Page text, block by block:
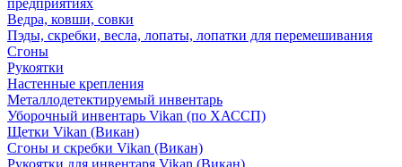
предприятиях
Ведра, ковши, совки
Пэды, скребки, весла, лопаты, лопатки для перемешивания
Сгоны
Рукоятки
Настенные крепления
Металлодетектируемый инвентарь
Уборочный инвентарь Vikan (по ХАССП)
Щетки Vikan (Викан)
Сгоны и скребки Vikan (Викан)